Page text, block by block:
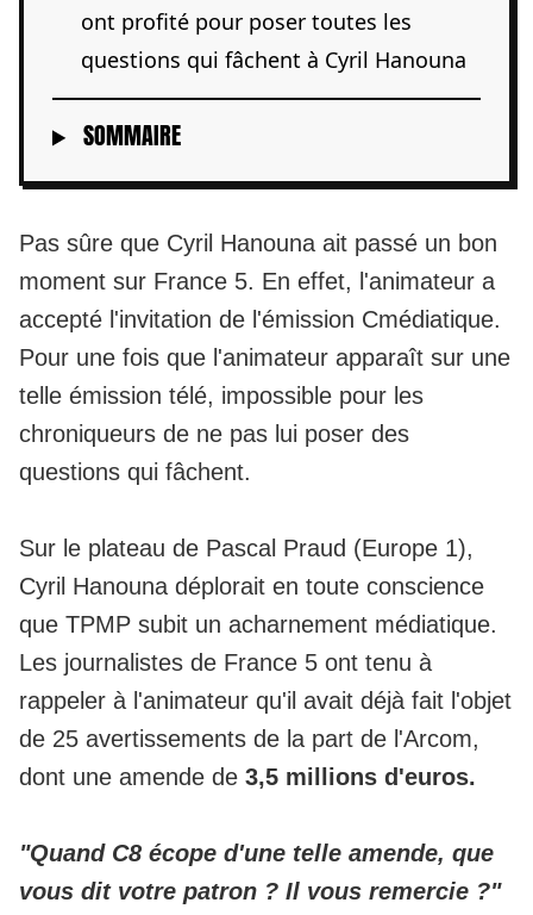
ont profité pour poser toutes les
questions qui fâchent à Cyril Hanouna
SOMMAIRE
Pas sûre que Cyril Hanouna ait passé un bon
moment sur France 5. En effet, l'animateur a
accepté l'invitation de l'émission Cmédiatique.
Pour une fois que l'animateur apparaît sur une
telle émission télé, impossible pour les
chroniqueurs de ne pas lui poser des
questions qui fâchent.
Sur le plateau de Pascal Praud (Europe 1),
Cyril Hanouna déplorait en toute conscience
que TPMP subit un acharnement médiatique.
Les journalistes de France 5 ont tenu à
rappeler à l'animateur qu'il avait déjà fait l'objet
de 25 avertissements de la part de l'Arcom,
dont une amende de 3,5 millions d'euros.
"Quand C8 écope d'une telle amende, que
vous dit votre patron ? Il vous remercie ?"